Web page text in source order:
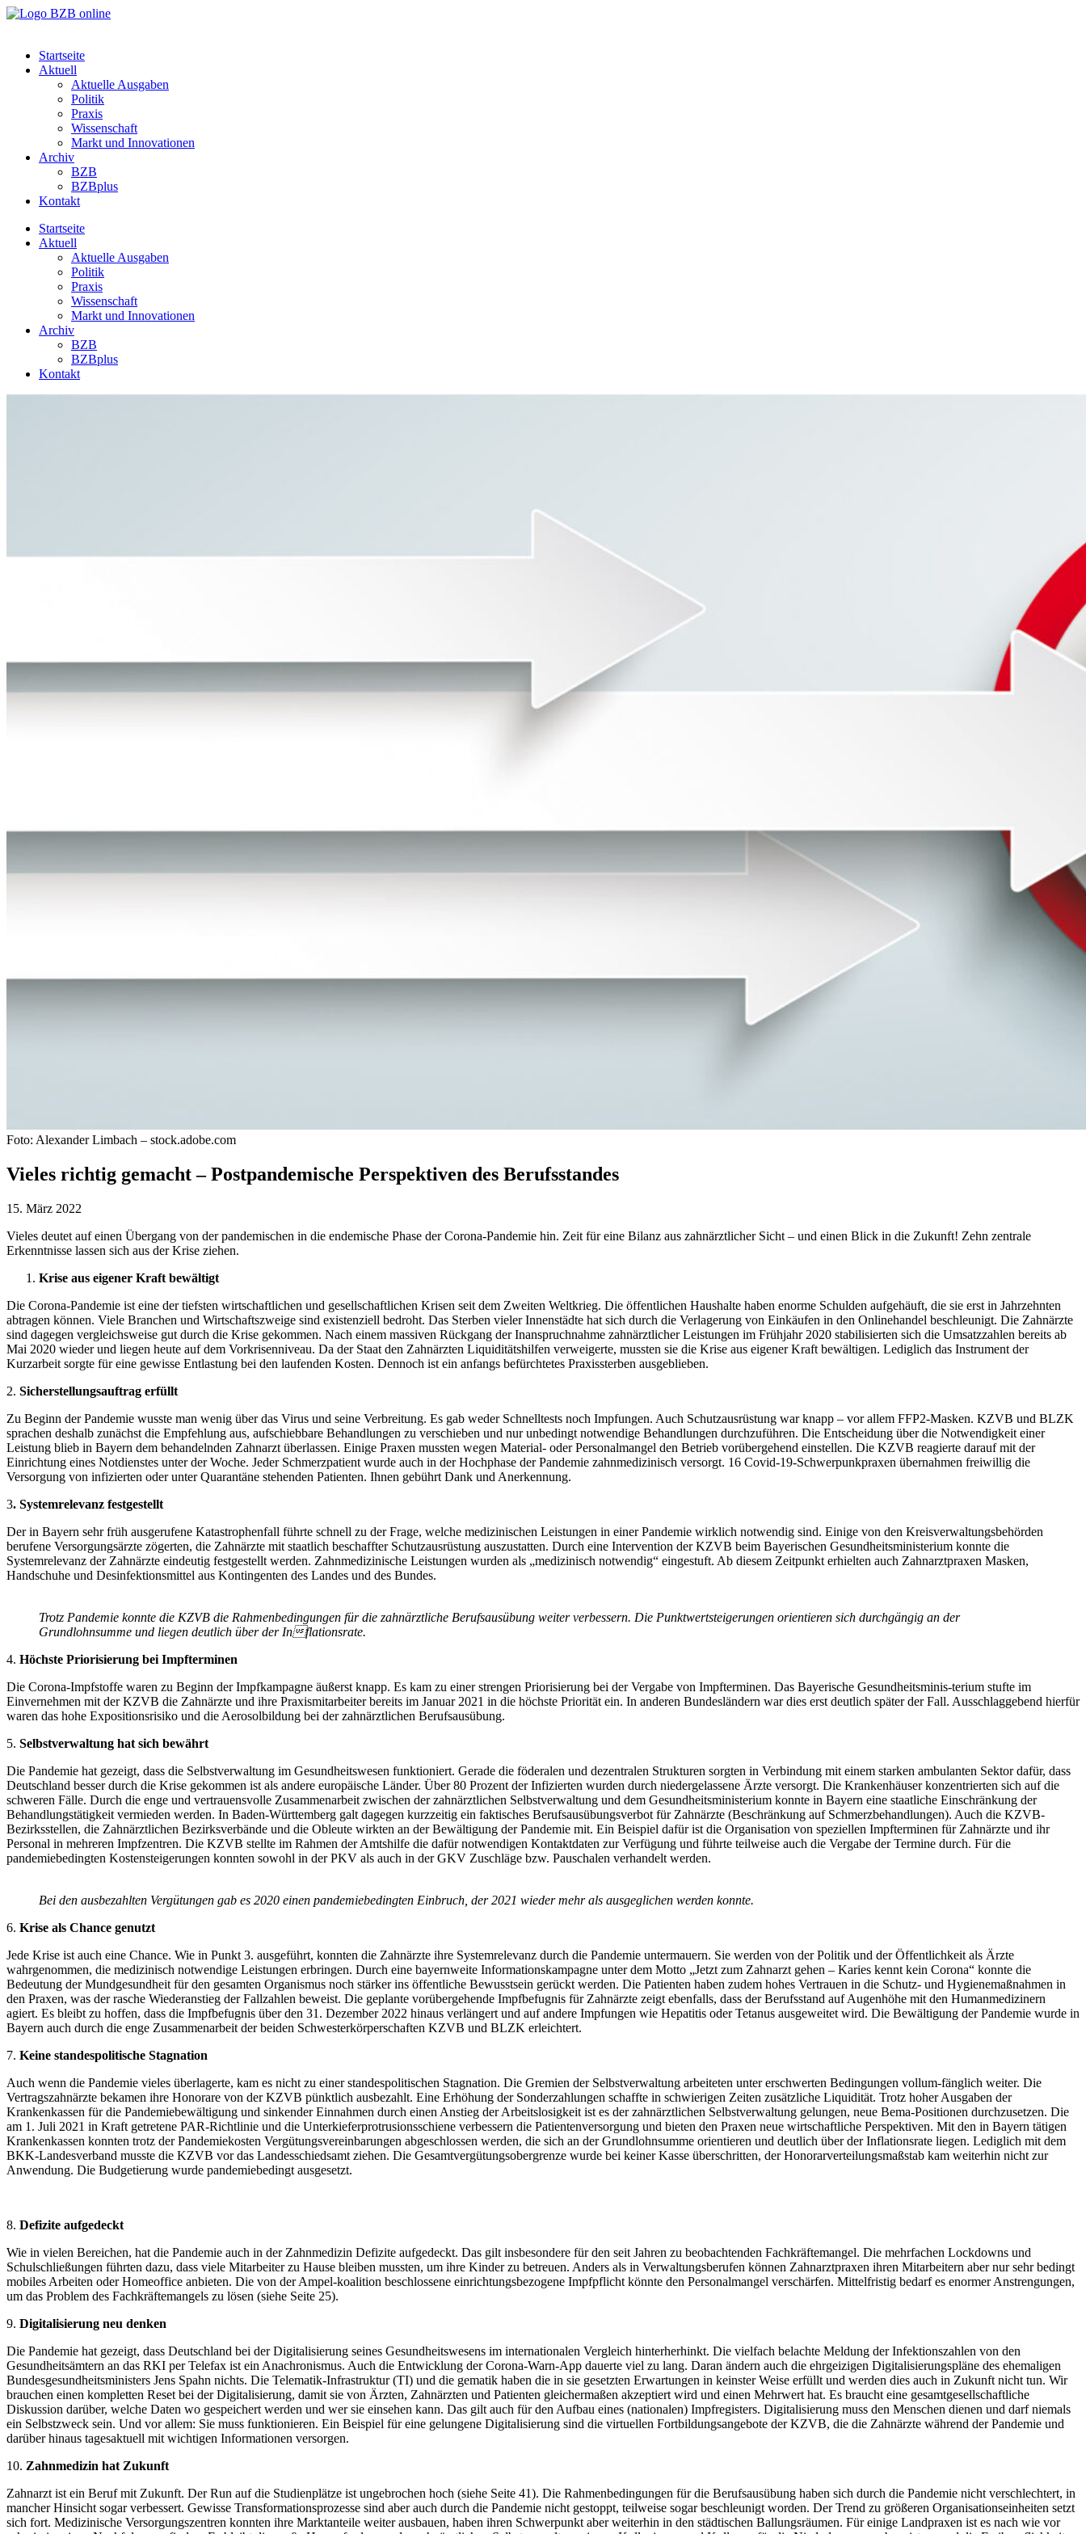
Startseite
Aktuell
Aktuelle Ausgaben
Politik
Praxis
Wissenschaft
Markt und Innovationen
Archiv
BZB
BZBplus
Kontakt
Startseite
Aktuell
Aktuelle Ausgaben
Politik
Praxis
Wissenschaft
Markt und Innovationen
Archiv
BZB
BZBplus
Kontakt
Foto: Alexander Limbach – stock.adobe.com
Vieles richtig gemacht – Postpandemische Perspektiven des Berufsstandes
15. März 2022
Vieles deutet auf einen Übergang von der pandemischen in die endemische Phase der Corona-Pandemie hin. Zeit für eine Bilanz aus zahnärztlicher Sicht – und einen Blick in die Zukunft! Zehn zentrale
Erkenntnisse lassen sich aus der Krise ziehen.
Krise aus eigener Kraft bewältigt
Die Corona-Pandemie ist eine der tiefsten wirtschaftlichen und gesellschaftlichen Krisen seit dem Zweiten Weltkrieg. Die öffentlichen Haushalte haben enorme Schulden aufgehäuft, die sie erst in Jahrzehnten
abtragen können. Viele Branchen und Wirtschaftszweige sind existenziell bedroht. Das Sterben vieler Innenstädte hat sich durch die Verlagerung von Einkäufen in den Onlinehandel beschleunigt. Die Zahnärzte
sind dagegen vergleichsweise gut durch die Krise gekommen. Nach einem massiven Rückgang der Inanspruchnahme zahnärztlicher Leistungen im Frühjahr 2020 stabilisierten sich die Umsatzzahlen bereits ab
Mai 2020 wieder und liegen heute auf dem Vorkrisenniveau. Da der Staat den Zahnärzten Liquiditätshilfen verweigerte, mussten sie die Krise aus eigener Kraft bewältigen. Lediglich das Instrument der
Kurzarbeit sorgte für eine gewisse Entlastung bei den laufenden Kosten. Dennoch ist ein anfangs befürchtetes Praxissterben ausgeblieben.
2. Sicherstellungsauftrag erfüllt
Zu Beginn der Pandemie wusste man wenig über das Virus und seine Verbreitung. Es gab weder Schnelltests noch Impfungen. Auch Schutzausrüstung war knapp – vor allem FFP2-Masken. KZVB und BLZK
sprachen deshalb zunächst die Empfehlung aus, aufschiebbare Behandlungen zu verschieben und nur unbedingt notwendige Behandlungen durchzuführen. Die Entscheidung über die Notwendigkeit einer
Leistung blieb in Bayern dem behandelnden Zahnarzt überlassen. Einige Praxen mussten wegen Material- oder Personalmangel den Betrieb vorübergehend einstellen. Die KZVB reagierte darauf mit der
Einrichtung eines Notdienstes unter der Woche. Jeder Schmerzpatient wurde auch in der Hochphase der Pandemie zahnmedizinisch versorgt. 16 Covid-19-Schwerpunkpraxen übernahmen freiwillig die
Versorgung von infizierten oder unter Quarantäne stehenden Patienten. Ihnen gebührt Dank und Anerkennung.
3. Systemrelevanz festgestellt
Der in Bayern sehr früh ausgerufene Katastrophenfall führte schnell zu der Frage, welche medizinischen Leistungen in einer Pandemie wirklich notwendig sind. Einige von den Kreisverwaltungsbehörden
berufene Versorgungsärzte zögerten, die Zahnärzte mit staatlich beschaffter Schutzausrüstung auszustatten. Durch eine Intervention der KZVB beim Bayerischen Gesundheitsministerium konnte die
Systemrelevanz der Zahnärzte eindeutig festgestellt werden. Zahnmedizinische Leistungen wurden als „medizinisch notwendig“ eingestuft. Ab diesem Zeitpunkt erhielten auch Zahnarztpraxen Masken,
Handschuhe und Desinfektionsmittel aus Kontingenten des Landes und des Bundes.
Trotz Pandemie konnte die KZVB die Rahmenbedingungen für die zahnärztliche Berufsausübung weiter verbessern. Die Punktwertsteigerungen orientieren sich durchgängig an der
Grundlohnsumme und liegen deutlich über der Inflationsrate.
4. Höchste Priorisierung bei Impfterminen
Die Corona-Impfstoffe waren zu Beginn der Impfkampagne äußerst knapp. Es kam zu einer strengen Priorisierung bei der Vergabe von Impfterminen. Das Bayerische Gesundheitsminis-terium stufte im
Einvernehmen mit der KZVB die Zahnärzte und ihre Praxismitarbeiter bereits im Januar 2021 in die höchste Priorität ein. In anderen Bundesländern war dies erst deutlich später der Fall. Ausschlaggebend hierfür
waren das hohe Expositionsrisiko und die Aerosolbildung bei der zahnärztlichen Berufsausübung.
5. Selbstverwaltung hat sich bewährt
Die Pandemie hat gezeigt, dass die Selbstverwaltung im Gesundheitswesen funktioniert. Gerade die föderalen und dezentralen Strukturen sorgten in Verbindung mit einem starken ambulanten Sektor dafür, dass
Deutschland besser durch die Krise gekommen ist als andere europäische Länder. Über 80 Prozent der Infizierten wurden durch niedergelassene Ärzte versorgt. Die Krankenhäuser konzentrierten sich auf die
schweren Fälle. Durch die enge und vertrauensvolle Zusammenarbeit zwischen der zahnärztlichen Selbstverwaltung und dem Gesundheitsministerium konnte in Bayern eine staatliche Einschränkung der
Behandlungstätigkeit vermieden werden. In Baden-Württemberg galt dagegen kurzzeitig ein faktisches Berufsausübungsverbot für Zahnärzte (Beschränkung auf Schmerzbehandlungen). Auch die KZVB-
Bezirksstellen, die Zahnärztlichen Bezirksverbände und die Obleute wirkten an der Bewältigung der Pandemie mit. Ein Beispiel dafür ist die Organisation von speziellen Impfterminen für Zahnärzte und ihr
Personal in mehreren Impfzentren. Die KZVB stellte im Rahmen der Amtshilfe die dafür notwendigen Kontaktdaten zur Verfügung und führte teilweise auch die Vergabe der Termine durch. Für die
pandemiebedingten Kostensteigerungen konnten sowohl in der PKV als auch in der GKV Zuschläge bzw. Pauschalen verhandelt werden.
Bei den ausbezahlten Vergütungen gab es 2020 einen pandemiebedingten Einbruch, der 2021 wieder mehr als ausgeglichen werden konnte.
6. Krise als Chance genutzt
Jede Krise ist auch eine Chance. Wie in Punkt 3. ausgeführt, konnten die Zahnärzte ihre Systemrelevanz durch die Pandemie untermauern. Sie werden von der Politik und der Öffentlichkeit als Ärzte
wahrgenommen, die medizinisch notwendige Leistungen erbringen. Durch eine bayernweite Informationskampagne unter dem Motto „Jetzt zum Zahnarzt gehen – Karies kennt kein Corona“ konnte die
Bedeutung der Mundgesundheit für den gesamten Organismus noch stärker ins öffentliche Bewusstsein gerückt werden. Die Patienten haben zudem hohes Vertrauen in die Schutz- und Hygienemaßnahmen in
den Praxen, was der rasche Wiederanstieg der Fallzahlen beweist. Die geplante vorübergehende Impfbefugnis für Zahnärzte zeigt ebenfalls, dass der Berufsstand auf Augenhöhe mit den Humanmedizinern
agiert. Es bleibt zu hoffen, dass die Impfbefugnis über den 31. Dezember 2022 hinaus verlängert und auf andere Impfungen wie Hepatitis oder Tetanus ausgeweitet wird. Die Bewältigung der Pandemie wurde in
Bayern auch durch die enge Zusammenarbeit der beiden Schwesterkörperschaften KZVB und BLZK erleichtert.
7. Keine standespolitische Stagnation
Auch wenn die Pandemie vieles überlagerte, kam es nicht zu einer standespolitischen Stagnation. Die Gremien der Selbstverwaltung arbeiteten unter erschwerten Bedingungen vollum-fänglich weiter. Die
Vertragszahnärzte bekamen ihre Honorare von der KZVB pünktlich ausbezahlt. Eine Erhöhung der Sonderzahlungen schaffte in schwierigen Zeiten zusätzliche Liquidität. Trotz hoher Ausgaben der
Krankenkassen für die Pandemiebewältigung und sinkender Einnahmen durch einen Anstieg der Arbeitslosigkeit ist es der zahnärztlichen Selbstverwaltung gelungen, neue Bema-Positionen durchzusetzen. Die
am 1. Juli 2021 in Kraft getretene PAR-Richtlinie und die Unterkieferprotrusionsschiene verbessern die Patientenversorgung und bieten den Praxen neue wirtschaftliche Perspektiven. Mit den in Bayern tätigen
Krankenkassen konnten trotz der Pandemiekosten Vergütungsvereinbarungen abgeschlossen werden, die sich an der Grundlohnsumme orientieren und deutlich über der Inflationsrate liegen. Lediglich mit dem
BKK-Landesverband musste die KZVB vor das Landesschiedsamt ziehen. Die Gesamtvergütungsobergrenze wurde bei keiner Kasse überschritten, der Honorarverteilungsmaßstab kam weiterhin nicht zur
Anwendung. Die Budgetierung wurde pandemiebedingt ausgesetzt.
8. Defizite aufgedeckt
Wie in vielen Bereichen, hat die Pandemie auch in der Zahnmedizin Defizite aufgedeckt. Das gilt insbesondere für den seit Jahren zu beobachtenden Fachkräftemangel. Die mehrfachen Lockdowns und
Schulschließungen führten dazu, dass viele Mitarbeiter zu Hause bleiben mussten, um ihre Kinder zu betreuen. Anders als in Verwaltungsberufen können Zahnarztpraxen ihren Mitarbeitern aber nur sehr bedingt
mobiles Arbeiten oder Homeoffice anbieten. Die von der Ampel-koalition beschlossene einrichtungsbezogene Impfpflicht könnte den Personalmangel verschärfen. Mittelfristig bedarf es enormer Anstrengungen,
um das Problem des Fachkräftemangels zu lösen (siehe Seite 25).
9. Digitalisierung neu denken
Die Pandemie hat gezeigt, dass Deutschland bei der Digitalisierung seines Gesundheitswesens im internationalen Vergleich hinterherhinkt. Die vielfach belachte Meldung der Infektionszahlen von den
Gesundheitsämtern an das RKI per Telefax ist ein Anachronismus. Auch die Entwicklung der Corona-Warn-App dauerte viel zu lang. Daran ändern auch die ehrgeizigen Digitalisierungspläne des ehemaligen
Bundesgesundheitsministers Jens Spahn nichts. Die Telematik-Infrastruktur (TI) und die gematik haben die in sie gesetzten Erwartungen in keinster Weise erfüllt und werden dies auch in Zukunft nicht tun. Wir
brauchen einen kompletten Reset bei der Digitalisierung, damit sie von Ärzten, Zahnärzten und Patienten gleichermaßen akzeptiert wird und einen Mehrwert hat. Es braucht eine gesamtgesellschaftliche
Diskussion darüber, welche Daten wo gespeichert werden und wer sie einsehen kann. Das gilt auch für den Aufbau eines (nationalen) Impfregisters. Digitalisierung muss den Menschen dienen und darf niemals
ein Selbstzweck sein. Und vor allem: Sie muss funktionieren. Ein Beispiel für eine gelungene Digitalisierung sind die virtuellen Fortbildungsangebote der KZVB, die die Zahnärzte während der Pandemie und
darüber hinaus tagesaktuell mit wichtigen Informationen versorgen.
10. Zahnmedizin hat Zukunft
Zahnarzt ist ein Beruf mit Zukunft. Der Run auf die Studienplätze ist ungebrochen hoch (siehe Seite 41). Die Rahmenbedingungen für die Berufsausübung haben sich durch die Pandemie nicht verschlechtert, in
mancher Hinsicht sogar verbessert. Gewisse Transformationsprozesse sind aber auch durch die Pandemie nicht gestoppt, teilweise sogar beschleunigt worden. Der Trend zu größeren Organisationseinheiten setzt
sich fort. Medizinische Versorgungszentren konnten ihre Marktanteile weiter ausbauen, haben ihren Schwerpunkt aber weiterhin in den städtischen Ballungsräumen. Für einige Landpraxen ist es nach wie vor